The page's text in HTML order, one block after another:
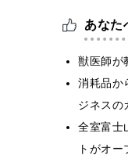
あなた
獣医師が
消耗品か
ジネスの
全室富士
トがオー